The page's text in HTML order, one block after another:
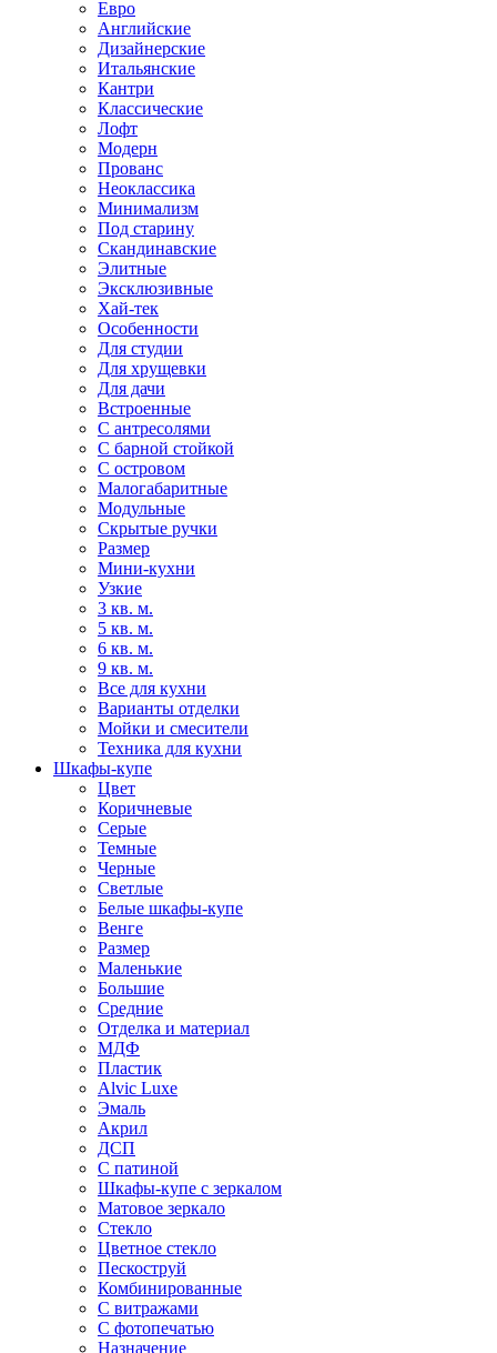
Евро
Английские
Дизайнерские
Итальянские
Кантри
Классические
Лофт
Модерн
Прованс
Неоклассика
Минимализм
Под старину
Скандинавские
Элитные
Эксклюзивные
Хай-тек
Особенности
Для студии
Для хрущевки
Для дачи
Встроенные
С антресолями
С барной стойкой
С островом
Малогабаритные
Модульные
Скрытые ручки
Размер
Мини-кухни
Узкие
3 кв. м.
5 кв. м.
6 кв. м.
9 кв. м.
Все для кухни
Варианты отделки
Мойки и смесители
Техника для кухни
Шкафы-купе
Цвет
Коричневые
Серые
Темные
Черные
Светлые
Белые шкафы-купе
Венге
Размер
Маленькие
Большие
Средние
Отделка и материал
МДФ
Пластик
Alvic Luxe
Эмаль
Акрил
ДСП
С патиной
Шкафы-купе с зеркалом
Матовое зеркало
Стекло
Цветное стекло
Пескоструй
Комбинированные
С витражами
С фотопечатью
Назначение